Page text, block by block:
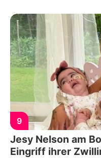
9
Jesy Nelson am
Eingriff ihrer